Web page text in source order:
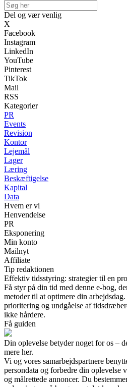
Del og vær venlig
X
Facebook
Instagram
LinkedIn
YouTube
Pinterest
TikTok
Mail
RSS
Kategorier
PR
Events
Revision
Kontor
Lejemål
Lager
Læring
Beskæftigelse
Kapital
Data
Hvem er vi
Henvendelse
PR
Eksponering
Min konto
Mailnyt
Affiliate
Tip redaktionen
Effektiv tidsstyring: strategier til en
Få styr på din tid med denne e-bog,
metoder til at optimere din
prioritering og undgåelse af
ikke hårdere.
Få guiden
Din oplevelse betyder noget for os –
mere her.
Vi og vores samarbejdspartnere
persondata og forbedre din oplevelse
og målrettede annoncer. Du